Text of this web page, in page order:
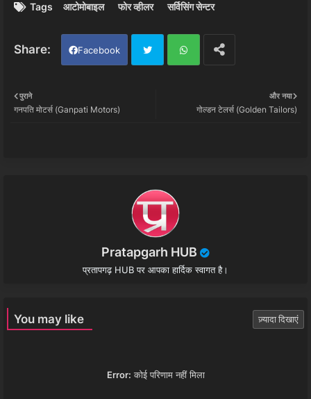
Tags आटोमोबाइल फोर व्हीलर सर्विसिंग सेन्टर
Facebook
और नया
गोल्डन टेलर्स (Golden Tailors)
पुराने
गनपति मोटर्स (Ganpati Motors)
Pratapgarh HUB
प्रतापगढ़ HUB पर आपका हार्दिक स्वागत है।
You may like ज़्यादा दिखाएं
Error: कोई परिणाम नहीं मिला